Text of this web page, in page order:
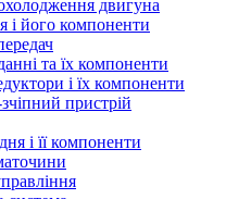
двигуна
і його компоненти
та їх компоненти
і їх компоненти
пристрій
і її компоненти